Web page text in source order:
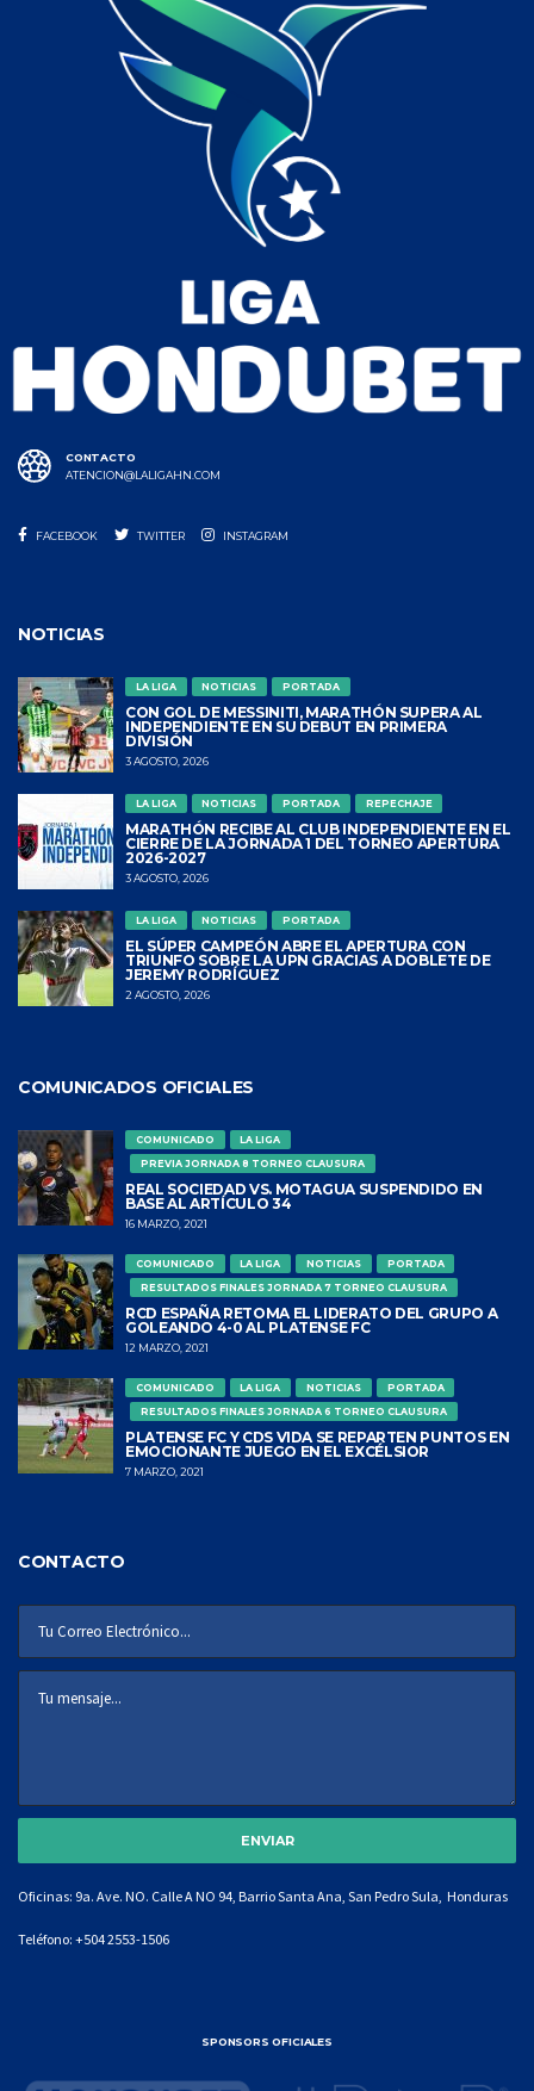
CONTACTO
ATENCION@LALIGAHN.COM
FACEBOOK TWITTER INSTAGRAM
NOTICIAS
LA LIGA NOTICIAS PORTADA
CON GOL DE MESSINITI, MARATHÓN SUPERA AL
INDEPENDIENTE EN SU DEBUT EN PRIMERA
DIVISIÓN
3 AGOSTO, 2026
LA LIGA NOTICIAS PORTADA REPECHAJE
MARATHÓN RECIBE AL CLUB INDEPENDIENTE EN EL
CIERRE DE LA JORNADA 1 DEL TORNEO APERTURA
2026-2027
3 AGOSTO, 2026
LA LIGA NOTICIAS PORTADA
EL SÚPER CAMPEÓN ABRE EL APERTURA CON
TRIUNFO SOBRE LA UPN GRACIAS A DOBLETE DE
JEREMY RODRÍGUEZ
2 AGOSTO, 2026
COMUNICADOS OFICIALES
COMUNICADO
LA LIGA
PREVIA JORNADA 8 TORNEO CLAUSURA
REAL SOCIEDAD VS. MOTAGUA SUSPENDIDO EN
BASE AL ARTÍCULO 34
16 MARZO, 2021
COMUNICADO LA LIGA NOTICIAS
PORTADA
RESULTADOS FINALES JORNADA 7 TORNEO CLAUSURA
RCD ESPAÑA RETOMA EL LIDERATO DEL GRUPO A
GOLEANDO 4-0 AL PLATENSE FC
12 MARZO, 2021
COMUNICADO LA LIGA NOTICIAS
PORTADA
RESULTADOS FINALES JORNADA 6 TORNEO CLAUSURA
PLATENSE FC Y CDS VIDA SE REPARTEN PUNTOS EN
EMOCIONANTE JUEGO EN EL EXCÉLSIOR
7 MARZO, 2021
CONTACTO
Oficinas: 9a. Ave. NO. Calle A NO 94, Barrio Santa Ana, San Pedro Sula, Honduras
Teléfono: +504 2553-1506
SPONSORS OFICIALES